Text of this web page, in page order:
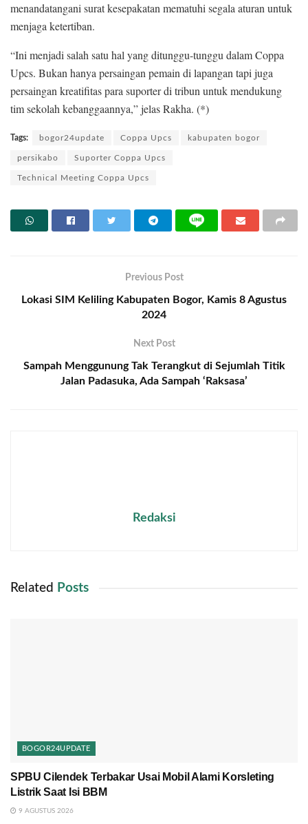
menandatangani surat kesepakatan mematuhi segala aturan untuk
menjaga ketertiban.
“Ini menjadi salah satu hal yang ditunggu-tunggu dalam Coppa
Upcs. Bukan hanya persaingan pemain di lapangan tapi juga
persaingan kreatifitas para suporter di tribun untuk mendukung
tim sekolah kebanggaannya,” jelas Rakha. (*)
Tags: bogor24update Coppa Upcs kabupaten bogor
persikabo Suporter Coppa Upcs
Technical Meeting Coppa Upcs
Previous Post
Lokasi SIM Keliling Kabupaten Bogor, Kamis 8 Agustus
2024
Next Post
Sampah Menggunung Tak Terangkut di Sejumlah Titik
Jalan Padasuka, Ada Sampah ‘Raksasa’
Redaksi
Related Posts
BOGOR24UPDATE
SPBU Cilendek Terbakar Usai Mobil Alami Korsleting
Listrik Saat Isi BBM
9 AGUSTUS 2026